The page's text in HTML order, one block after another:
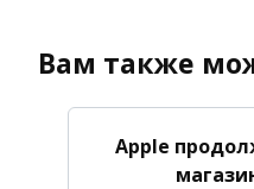
Вам также
Apple